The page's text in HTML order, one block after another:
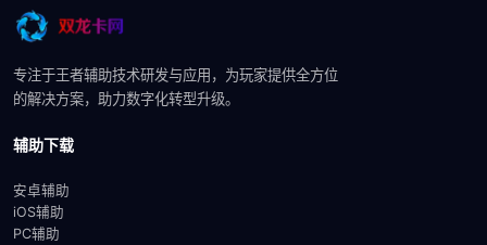
专注于王者辅助技术研发与应用，为玩家提供全方位
的解决方案，助力数字化转型升级。
辅助下载
安卓辅助
iOS辅助
PC辅助